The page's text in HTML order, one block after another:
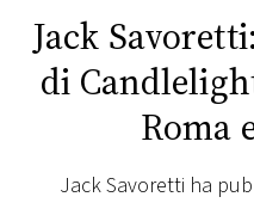
TV
PRINCIPATO
MONACO
Jack
di
Roma
Jack Savoretti ha